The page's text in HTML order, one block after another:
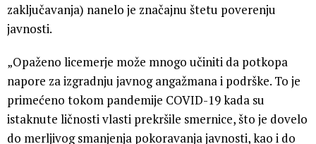
zaključavanja) nanelo je značajnu štetu poverenju
javnosti.
„Opaženo licemerje može mnogo učiniti da potkopa
napore za izgradnju javnog angažmana i podrške. To je
primećeno tokom pandemije COVID-19 kada su
istaknute ličnosti vlasti prekršile smernice, što je dovelo
do merljivog smanjenja pokoravanja javnosti, kao i do